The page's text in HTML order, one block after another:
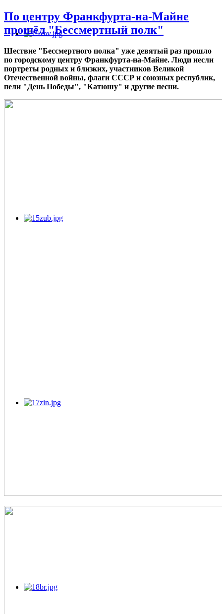
По центру Франкфурта-на-Майне
прошёл "Бессмертный полк"
Шествие "Бессмертного полка" уже девятый раз прошло
по городскому центру Франкфурта-на-Майне. Люди несли
портреты родных и близких, участников Великой
Отечественной войны, флаги СССР и союзных республик,
пели "День Победы", "Катюшу" и другие песни.